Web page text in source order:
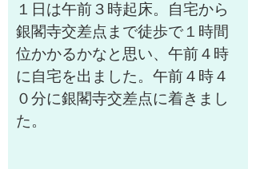
１日は午前３時起床。自宅から
銀閣寺交差点まで徒歩で１時間
位かかるかなと思い、午前４時
に自宅を出ました。午前４時４
０分に銀閣寺交差点に着きまし
た。